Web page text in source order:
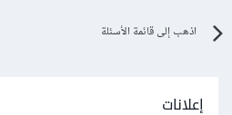
اذهب إلى قائمة الأسئلة
إعلانات